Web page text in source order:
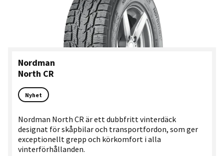
Nordman
North CR
Nyhet
Nordman North CR är ett dubbfritt vinterdäck
designat för skåpbilar och transportfordon, som ger
exceptionellt grepp och körkomfort i alla
vinterförhållanden.